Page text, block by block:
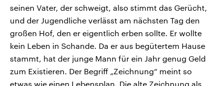
seinen Vater, der schweigt, also stimmt das Gerücht,
und der Jugendliche verlässt am nächsten Tag den
großen Hof, den er eigentlich erben sollte. Er wollte
kein Leben in Schande. Da er aus begütertem Hause
stammt, hat der junge Mann für ein Jahr genug Geld
zum Existieren. Der Begriff „Zeichnung“ meint so
etwas wie einen Lebensplan. Die alte Zeichnung als